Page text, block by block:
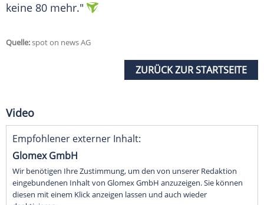
keine 80 mehr."
Quelle:spot on news AG
ZURÜCK ZUR STARTSEITE
Video
Empfohlener externer Inhalt:
Glomex GmbH
Wir benötigen Ihre Zustimmung, um den von unserer Redaktion
eingebundenen Inhalt von Glomex GmbH anzuzeigen. Sie können
diesen mit einem Klick anzeigen lassen und auch wieder